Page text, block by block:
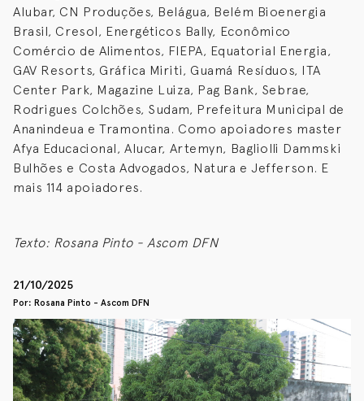
Alubar, CN Produções, Belágua, Belém Bioenergia
Brasil, Cresol, Energéticos Bally, Econômico
Comércio de Alimentos, FIEPA, Equatorial Energia,
GAV Resorts, Gráfica Miriti, Guamá Resíduos, ITA
Center Park, Magazine Luiza, Pag Bank, Sebrae,
Rodrigues Colchões, Sudam, Prefeitura Municipal de
Ananindeua e Tramontina. Como apoiadores master
Afya Educacional, Alucar, Artemyn, Bagliolli Dammski
Bulhões e Costa Advogados, Natura e Jefferson. E
mais 114 apoiadores.
Texto: Rosana Pinto - Ascom DFN
21/10/2025
Por: Rosana Pinto - Ascom DFN